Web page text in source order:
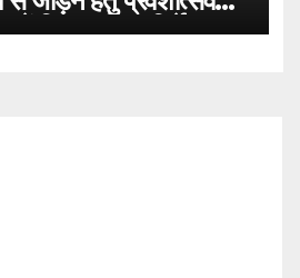
में विस्तृत दिशा-निर्देश सत्र